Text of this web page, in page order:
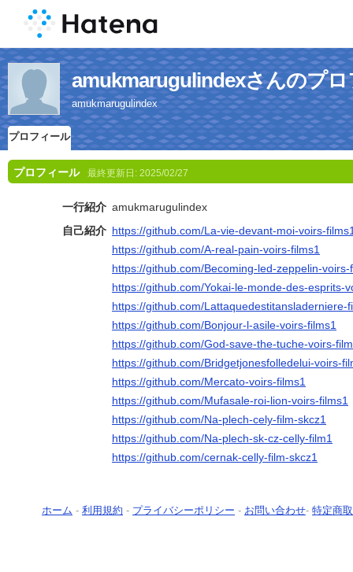
amukmarugulindexさんのプロ
amukmarugulindex
プロフィール
プロフィール 最終更新日: 2025/02/27
一行紹介 amukmarugulindex
自己紹介 https://github.com/La-vie-devant-moi-voirs-
https://github.com/A-real-pain-voirs-films1
https://github.com/Becoming-led-zeppelin-voirs-
https://github.com/Yokai-le-monde-des-esprits-
https://github.com/Lattaquedestitansladerniere-
https://github.com/Bonjour-l-asile-voirs-films1
https://github.com/God-save-the-tuche-voirs-
https://github.com/Bridgetjonesfolledelui-voirs-
https://github.com/Mercato-voirs-films1
https://github.com/Mufasale-roi-lion-voirs-films1
https://github.com/Na-plech-cely-film-skcz1
https://github.com/Na-plech-sk-cz-celly-film1
https://github.com/cernak-celly-film-skcz1
ホーム - 利用規約 - プライバシーポリシー - お問い合わせ- 特定商